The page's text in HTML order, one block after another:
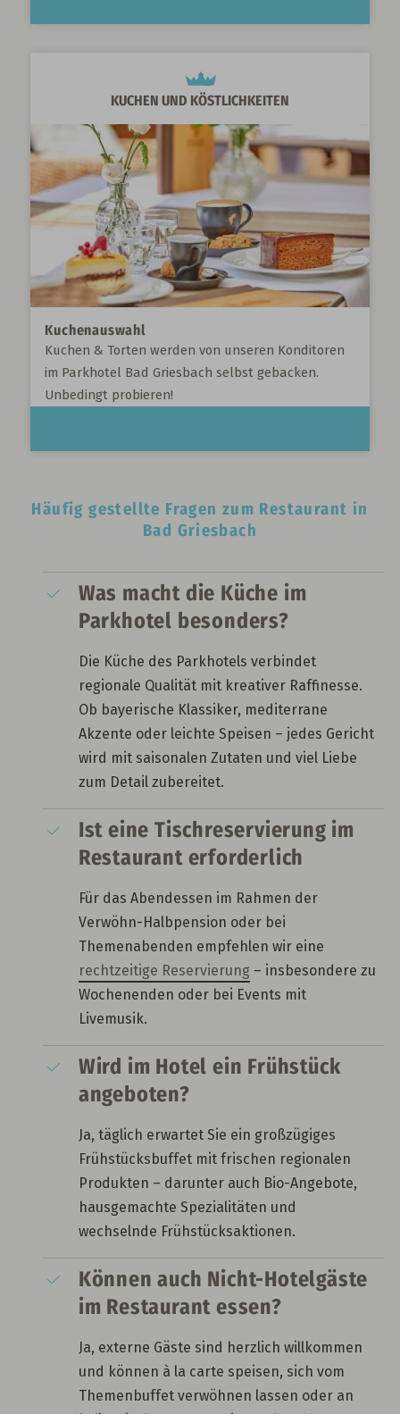
KUCHEN UND KÖSTLICHKEITEN
Kuchenauswahl
Kuchen & Torten werden von unseren Konditoren
im Parkhotel Bad Griesbach selbst gebacken.
Unbedingt probieren!
Häufig gestellte Fragen zum Restaurant in
Bad Griesbach
Was macht die Küche im
Parkhotel besonders?
Die Küche des Parkhotels verbindet
regionale Qualität mit kreativer Raffinesse.
Ob bayerische Klassiker, mediterrane
Akzente oder leichte Speisen – jedes Gericht
wird mit saisonalen Zutaten und viel Liebe
zum Detail zubereitet.
Ist eine Tischreservierung im
Restaurant erforderlich
Für das Abendessen im Rahmen der
Verwöhn-Halbpension oder bei
Themenabenden empfehlen wir eine
rechtzeitige Reservierung – insbesondere zu
Wochenenden oder bei Events mit
Livemusik.
Wird im Hotel ein Frühstück
angeboten?
Ja, täglich erwartet Sie ein großzügiges
Frühstücksbuffet mit frischen regionalen
Produkten – darunter auch Bio-Angebote,
hausgemachte Spezialitäten und
wechselnde Frühstücksaktionen.
Können auch Nicht-Hotelgäste
im Restaurant essen?
Ja, externe Gäste sind herzlich willkommen
und können à la carte speisen, sich vom
Themenbuffet verwöhnen lassen oder an